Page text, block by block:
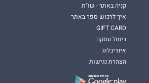
קניה באתר - שו"ת
איך לרכוש ספר באתר
GIFT CARD
ביטול עסקה
אינדיבלוג
הצהרת נגישות